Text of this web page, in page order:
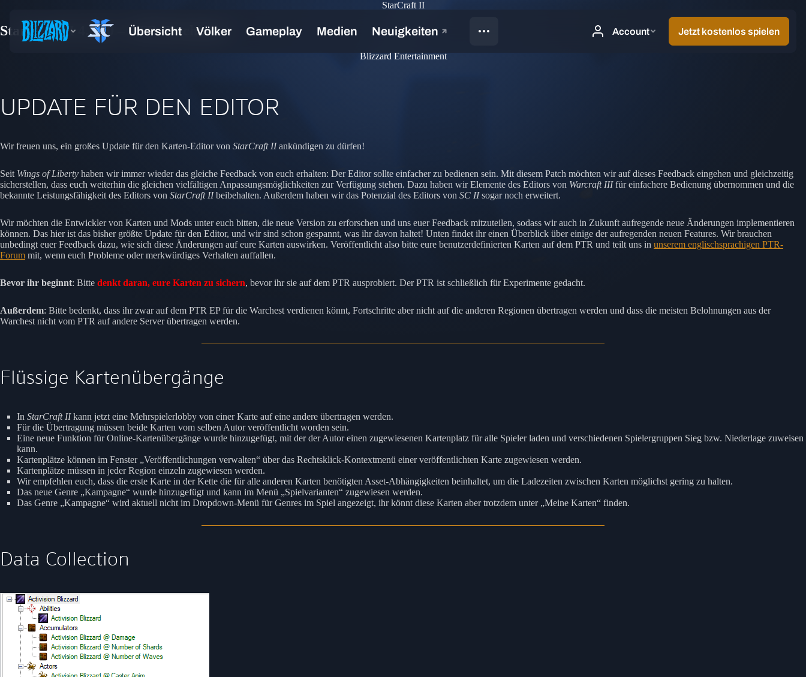
StarCraft II
StarCraft II 4.13.0 – PTR-Patchnotes
Blizzard Entertainment
UPDATE FÜR DEN EDITOR
Wir freuen uns, ein großes Update für den Karten-Editor von StarCraft IIankündigen zu dürfen!
Seit Wings of Liberty haben wir immer wieder das gleiche Feedback von euch erhalten: Der Editor sollte einfacher zu bedienen sein. Mit diesem Patch möchten wir auf dieses Feedback eingehen und gleichzeitig
sicherstellen, dass euch weiterhin die gleichen vielfältigen Anpassungsmöglichkeiten zur Verfügung stehen. Dazu haben wir Elemente des Editors von Warcraft IIIfür einfachere Bedienung übernommen und die
bekannte Leistungsfähigkeit des Editors von StarCraft IIbeibehalten. Außerdem haben wir das Potenzial des Editors von SC IIsogar noch erweitert.
Wir möchten die Entwickler von Karten und Mods unter euch bitten, die neue Version zu erforschen und uns euer Feedback mitzuteilen, sodass wir auch in Zukunft aufregende neue Änderungen implementieren
können. Das hier ist das bisher größte Update für den Editor, und wir sind schon gespannt, was ihr davon haltet! Unten findet ihr einen Überblick über einige der aufregenden neuen Features. Wir brauchen
unbedingt euer Feedback dazu, wie sich diese Änderungen auf eure Karten auswirken. Veröffentlicht also bitte eure benutzerdefinierten Karten auf dem PTR und teilt uns in unserem englischsprachigen PTR-
Forum mit, wenn euch Probleme oder merkwürdiges Verhalten auffallen.
Bevor ihr beginnt: Bitte denkt daran, eure Karten zu sichern, bevor ihr sie auf dem PTR ausprobiert. Der PTR ist schließlich für Experimente gedacht.
Außerdem: Bitte bedenkt, dass ihr zwar auf dem PTR EP für die Warchest verdienen könnt, Fortschritte aber nicht auf die anderen Regionen übertragen werden und dass die meisten Belohnungen aus der
Warchest nicht vom PTR auf andere Server übertragen werden.
Flüssige Kartenübergänge
In StarCraft IIkann jetzt eine Mehrspielerlobby von einer Karte auf eine andere übertragen werden.
Für die Übertragung müssen beide Karten vom selben Autor veröffentlicht worden sein.
Eine neue Funktion für Online-Kartenübergänge wurde hinzugefügt, mit der der Autor einen zugewiesenen Kartenplatz für alle Spieler laden und verschiedenen Spielergruppen Sieg bzw. Niederlage zuweisen
kann.
Kartenplätze können im Fenster „Veröffentlichungen verwalten“ über das Rechtsklick-Kontextmenü einer veröffentlichten Karte zugewiesen werden.
Kartenplätze müssen in jeder Region einzeln zugewiesen werden.
Wir empfehlen euch, dass die erste Karte in der Kette die für alle anderen Karten benötigten Asset-Abhängigkeiten beinhaltet, um die Ladezeiten zwischen Karten möglichst gering zu halten.
Das neue Genre „Kampagne“ wurde hinzugefügt und kann im Menü „Spielvarianten“ zugewiesen werden.
Das Genre „Kampagne“ wird aktuell nicht im Dropdown-Menü für Genres im Spiel angezeigt, ihr könnt diese Karten aber trotzdem unter „Meine Karten“ finden.
Data Collection